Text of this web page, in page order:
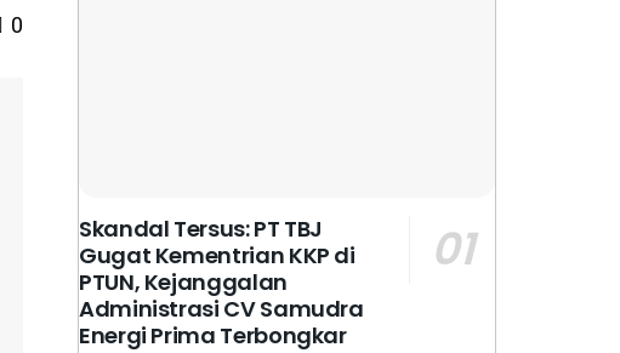
0
Skandal Tersus: PT TBJ
Gugat Kementrian KKP di
PTUN, Kejanggalan
Administrasi CV Samudra
Energi Prima Terbongkar